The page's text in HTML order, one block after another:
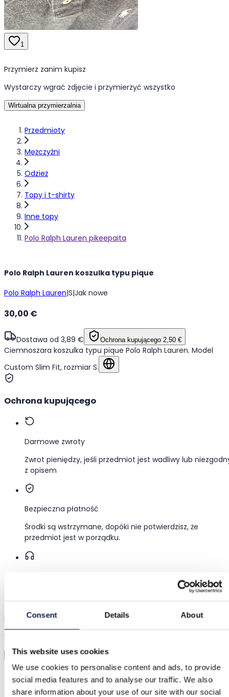
Consent Details About
This website uses cookies
We use cookies to personalise content and ads, to provide
social media features and to analyse our traffic. We also
share information about your use of our site with our social
Przedmioty
Mężczyźni
Odzież
Topy i t-shirty
Inne topy
Polo Ralph Lauren pikeepaita
1
Przymierz zanim kupisz
Wystarczy wgrać zdjęcie i przymierzyć wszystko
Wirtualna przymierzalnia
Polo Ralph Lauren koszulka typu pique
Polo Ralph Lauren|S|Jak nowe
Ciemnoszara koszulka typu pique Polo Ralph Lauren. Model
Custom Slim Fit, rozmiar S.
30,00 €
Dostawa od 3,89 € Ochrona kupującego 2,50 €
Ochrona kupującego
Darmowe zwroty
Zwrot pieniędzy, jeśli przedmiot jest wadliwy lub
z opisem
Bezpieczna płatność
Środki są wstrzymane, dopóki nie potwierdzisz, że
przedmiot jest w porządku.
Przymierz zanim kupisz
Wystarczy wgrać zdjęcie i przymierzyć wszystko
Wirtualna przymierzalnia
Kategoria
Mężczyźni/Odzież/Inne topy